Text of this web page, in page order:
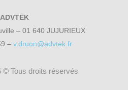
ADVTEK
– 01 640 JUJURIEUX
– v.druon@advtek.fr
© Tous droits réservés